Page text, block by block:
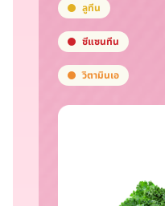
ลูทีน
ซีแซนทีน
วิตามินเอ